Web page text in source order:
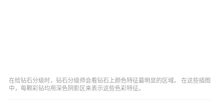
在给钻石分级时，钻石分级师会看钻石上颜色特征最明显的区域。 在这些插图
中，每颗彩钻均用深色阴影区来表示这些色彩特征。